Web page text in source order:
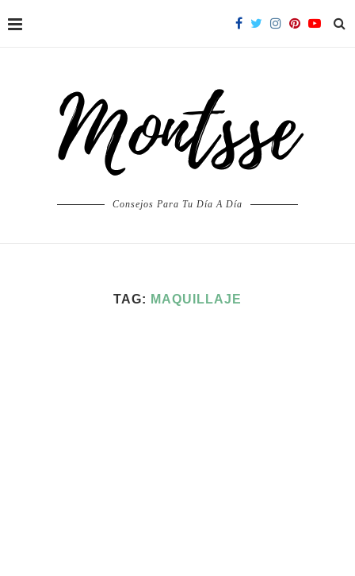
Consejos Para Tu Día A Día
TAG: MAQUILLAJE